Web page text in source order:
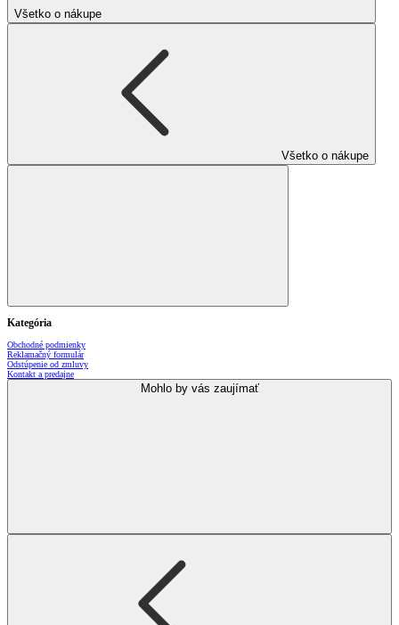
Všetko o nákupe
Všetko o nákupe
Kategória
Obchodné podmienky
Reklamačný formulár
Odstúpenie od zmluvy
Kontakt a predajne
Mohlo by vás zaujímať